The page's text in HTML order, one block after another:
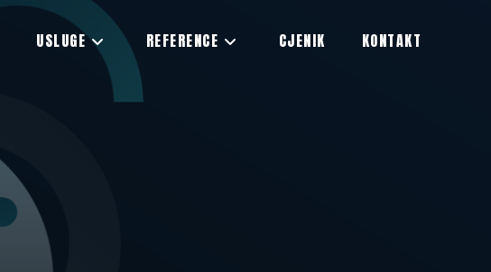
USLUGE REFERENCE CJENIK KONTAKT